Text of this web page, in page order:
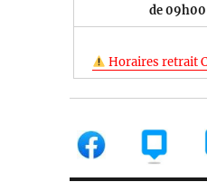
de 09h00
Horaires retrait